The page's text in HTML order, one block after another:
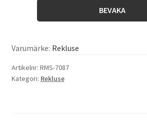
BEVAKA
Varumärke: Rekluse
Artikelnr: RMS-7087
Kategori: Rekluse